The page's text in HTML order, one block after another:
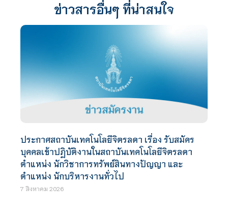
ข่าวสารอื่นๆ ที่น่าสนใจ
ประกาศสถาบันเทคโนโลยีจิตรลดา เรื่อง รับสมัคร
บุคคลเข้าปฏิบัติงานในสถาบันเทคโนโลยีจิตรลดา
ตำแหน่ง นักวิชาการทรัพย์สินทางปัญญา และ
ตำแหน่ง นักบริหารงานทั่วไป
7 สิงหาคม 2026